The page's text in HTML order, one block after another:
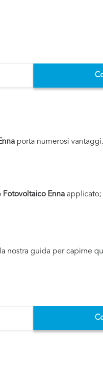
porta numerosi vantaggi.
Fotovoltaico Enna applicato;
nostra guida per capirne